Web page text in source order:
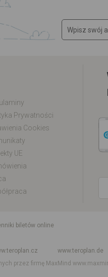
Prywatności
Cookies
UE
biletów online
www.teroplan.de
przez firmę MaxMind